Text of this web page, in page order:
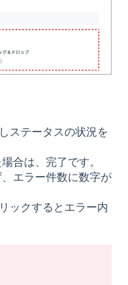
ステータスの状況を
合は、完了です。
エラー件数に数字が
ックするとエラー内